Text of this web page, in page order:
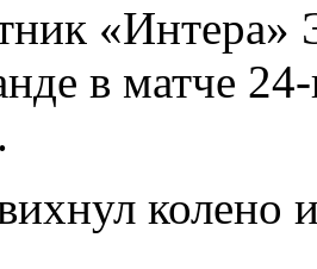
«Интера»
в матче
колено